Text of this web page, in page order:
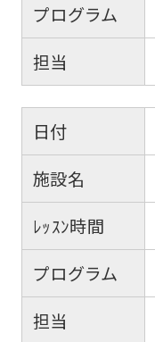
プログラム
担当
日付
施設名
ﾚｯｽﾝ時間
プログラム
担当